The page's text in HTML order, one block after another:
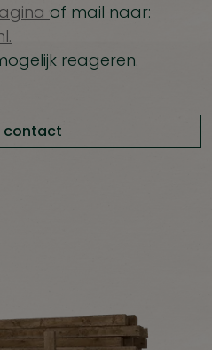
of mail naar:
reageren.
contact